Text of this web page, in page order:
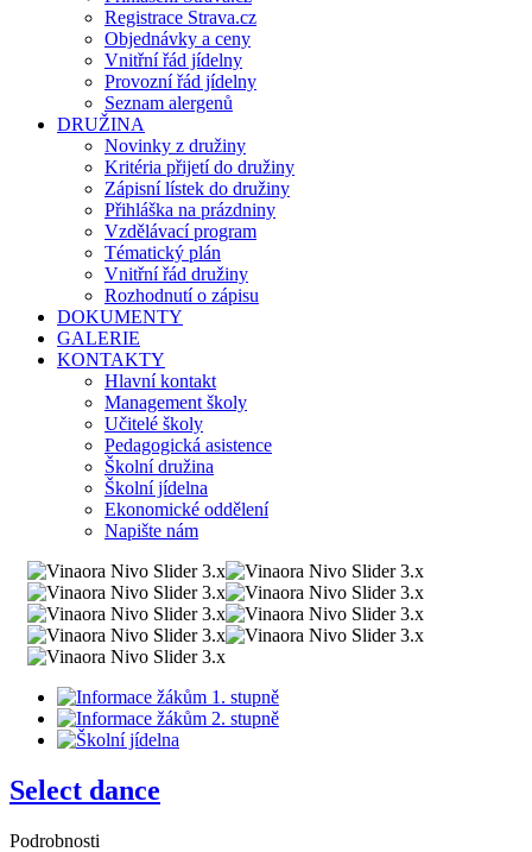
Registrace Strava.cz
Objednávky a ceny
Vnitřní řád jídelny
Provozní řád jídelny
Seznam alergenů
DRUŽINA
Novinky z družiny
Kritéria přijetí do družiny
Zápisní lístek do družiny
Přihláška na prázdniny
Vzdělávací program
Tématický plán
Vnitřní řád družiny
Rozhodnutí o zápisu
DOKUMENTY
GALERIE
KONTAKTY
Hlavní kontakt
Management školy
Učitelé školy
Pedagogická asistence
Školní družina
Školní jídelna
Ekonomické oddělení
Napište nám
Select dance
Podrobnosti